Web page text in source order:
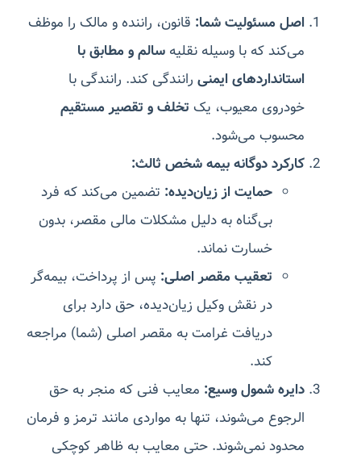
اصل مسئولیت شما: قانون، راننده و مالک را موظف
می‌کند که با وسیله نقلیه سالم و مطابق با
استانداردهای ایمنی رانندگی کند. رانندگی با
خودروی معیوب، یک تخلف و تقصیر مستقیم
محسوب می‌شود.
کارکرد دوگانه بیمه شخص ثالث:
حمایت از زیان‌دیده: تضمین می‌کند که فرد
بی‌گناه به دلیل مشکلات مالی مقصر، بدون
خسارت نماند.
تعقیب مقصر اصلی: پس از پرداخت، بیمه‌گر
در نقش وکیل زیان‌دیده، حق دارد برای
دریافت غرامت به مقصر اصلی (شما) مراجعه
کند.
دایره شمول وسیع: معایب فنی که منجر به حق
الرجوع می‌شوند، تنها به مواردی مانند ترمز و فرمان
محدود نمی‌شوند. حتی معایب به ظاهر کوچکی